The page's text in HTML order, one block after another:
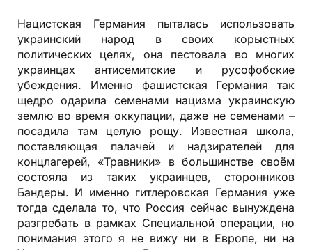
Нацистская Германия пыталась использовать
украинский народ в своих корыстных
политических целях, она пестовала во многих
украинцах антисемитские и русофобские
убеждения. Именно фашистская Германия так
щедро одарила семенами нацизма украинскую
землю во время оккупации, даже не семенами –
посадила там целую рощу. Известная школа,
поставляющая палачей и надзирателей для
концлагерей, «Травники» в большинстве своём
состояла из таких украинцев, сторонников
Бандеры. И именно гитлеровская Германия уже
тогда сделала то, что Россия сейчас вынуждена
разгребать в рамках Специальной операции, но
понимания этого я не вижу ни в Европе, ни на